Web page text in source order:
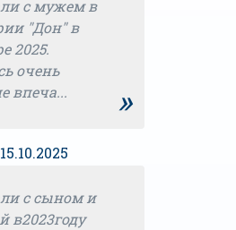
с мужем в
"Дон" в
2025.
очень
впеча...
»
с сыном и
в2023году